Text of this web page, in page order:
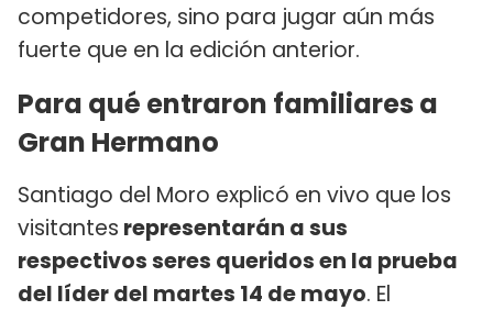
competidores, sino para jugar aún más
fuerte que en la edición anterior.
Para qué entraron familiares a
Gran Hermano
Santiago del Moro explicó en vivo que los
visitantes representarán a sus
respectivos seres queridos en la prueba
del líder del martes 14 de mayo. El